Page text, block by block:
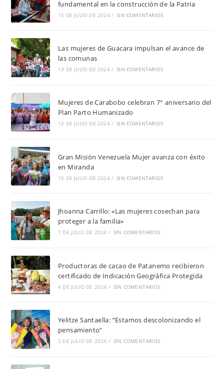
fundamental en la construcción de la Patria
15 DE JULIO DE 2024 / SIN COMENTARIOS
Las mujeres de Guacara impulsan el avance de
las comunas
13 DE JULIO DE 2024 / SIN COMENTARIOS
Mujeres de Carabobo celebran 7° aniversario del
Plan Parto Humanizado
12 DE JULIO DE 2024 / SIN COMENTARIOS
Gran Misión Venezuela Mujer avanza con éxito
en Miranda
10 DE JULIO DE 2024 / SIN COMENTARIOS
Jhoanna Carrillo: «Las mujeres cosechan para
proteger a la familia»
7 DE JULIO DE 2024 / SIN COMENTARIOS
Productoras de cacao de Patanemo recibieron
certificado de Indicación Geográfica Protegida
4 DE JULIO DE 2024 / SIN COMENTARIOS
Yelitze Santaella: “Estamos descolonizando el
pensamiento”
2 DE JULIO DE 2024 / SIN COMENTARIOS